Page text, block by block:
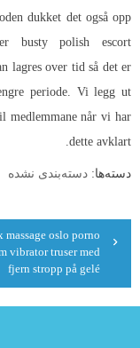
dukket det også opp
busty polish escort
lagres over tid så det er
periode. Vi legg ut
medlemmane når vi har
dette avklart.
دسته‌ها: دسته‌بندی نشده
نوشتهmassage oslo porno
vibrator truser med
fjern stropp på gelé